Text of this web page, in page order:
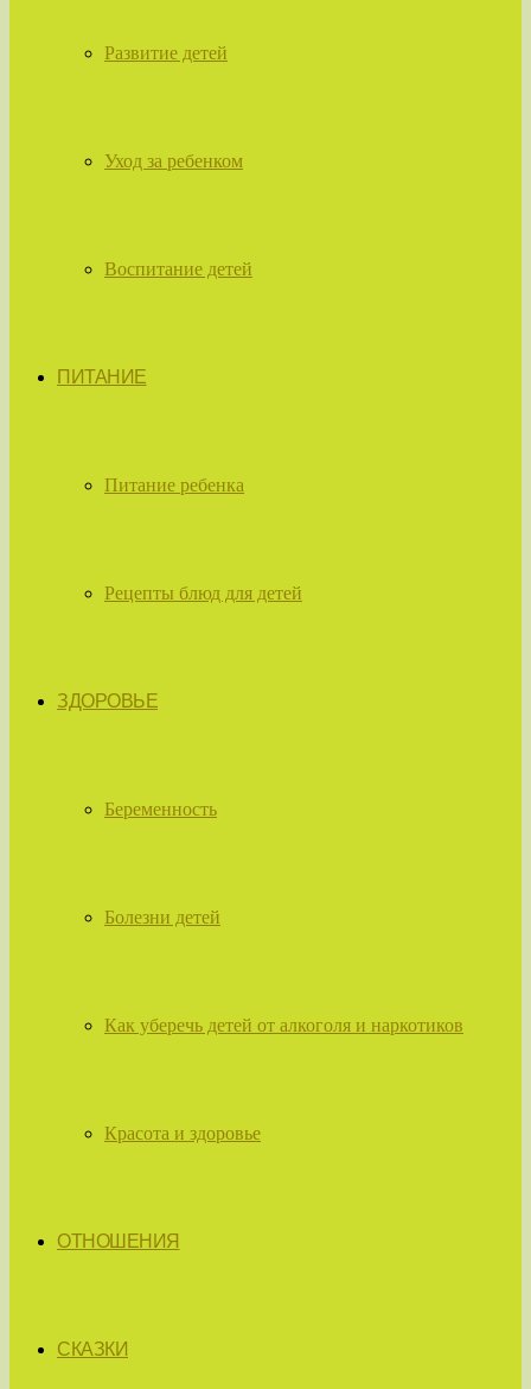
Развитие детей
Уход за ребенком
Воспитание детей
ПИТАНИЕ
Питание ребенка
Рецепты блюд для детей
ЗДОРОВЬЕ
Беременность
Болезни детей
Как уберечь детей от алкоголя и наркотиков
Красота и здоровье
ОТНОШЕНИЯ
СКАЗКИ